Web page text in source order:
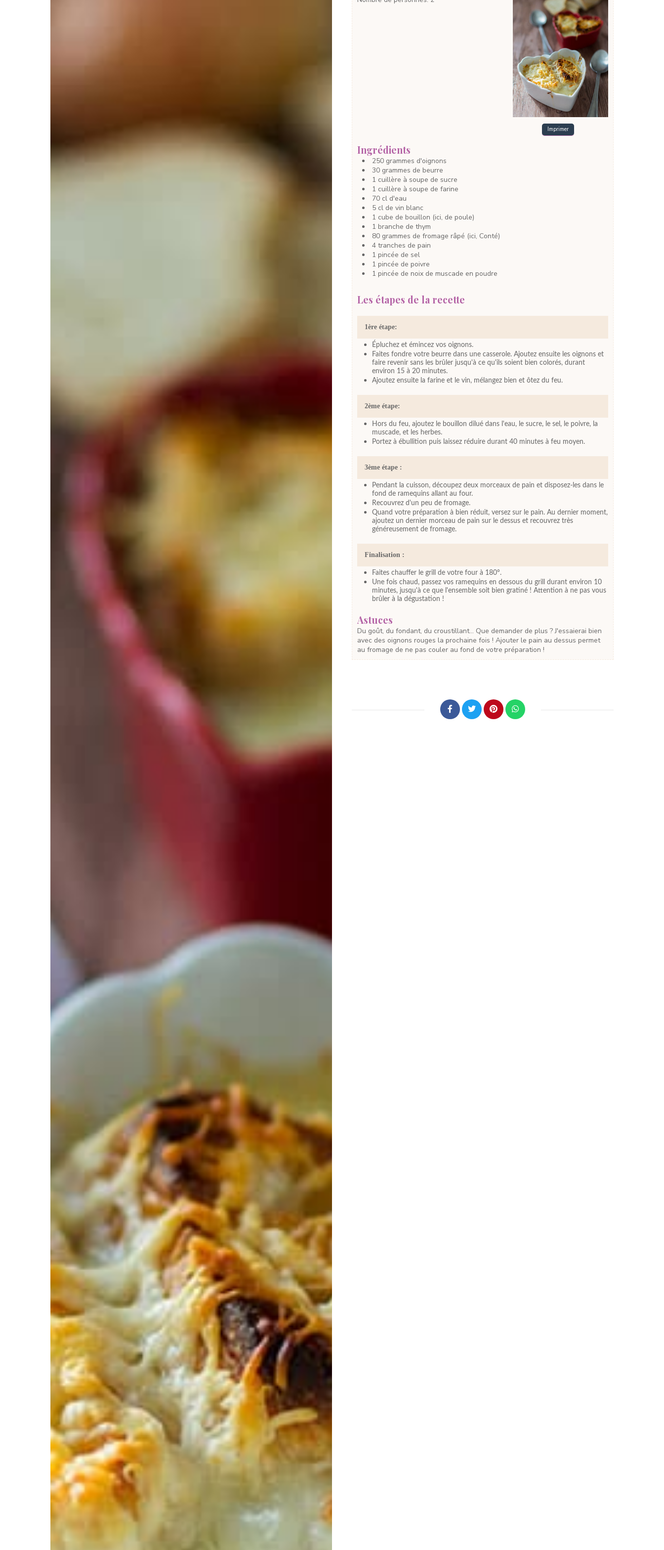
Imprimer
Ingrédients
250 grammes d'oignons
30 grammes de beurre
1 cuillère à soupe de sucre
1 cuillère à soupe de farine
70 cl d'eau
5 cl de vin blanc
1 cube de bouillon (ici, de poule)
1 branche de thym
80 grammes de fromage râpé (ici, Conté)
4 tranches de pain
1 pincée de sel
1 pincée de poivre
1 pincée de noix de muscade en poudre
Les étapes de la recette
1ère étape:
Épluchez et émincez vos oignons.
Faites fondre votre beurre dans une casserole. Ajoutez ensuite les oignons et
faire revenir sans les brûler jusqu'à ce qu'ils soient bien colorés, durant
environ 15 à 20 minutes.
Ajoutez ensuite la farine et le vin, mélangez bien et ôtez du feu.
2ème étape:
Hors du feu, ajoutez le bouillon dilué dans l'eau, le sucre, le sel, le poivre, la
muscade, et les herbes.
Portez à ébullition puis laissez réduire durant 40 minutes à feu moyen.
3ème étape :
Pendant la cuisson, découpez deux morceaux de pain et disposez-les dans le
fond de ramequins allant au four.
Recouvrez d'un peu de fromage.
Quand votre préparation à bien réduit, versez sur le pain. Au dernier moment,
ajoutez un dernier morceau de pain sur le dessus et recouvrez très
généreusement de fromage.
Finalisation :
Faites chauffer le grill de votre four à 180°.
Une fois chaud, passez vos ramequins en dessous du grill durant environ 10
minutes, jusqu'à ce que l'ensemble soit bien gratiné ! Attention à ne pas vous
brûler à la dégustation !
Astuces
Du goût, du fondant, du croustillant... Que demander de plus ? J'essaierai bien
avec des oignons rouges la prochaine fois ! Ajouter le pain au dessus permet
au fromage de ne pas couler au fond de votre préparation !